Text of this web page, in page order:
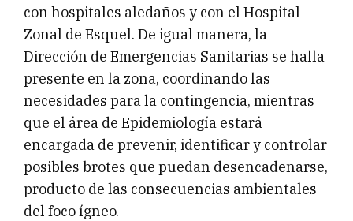
con hospitales aledaños y con el Hospital
Zonal de Esquel. De igual manera, la
Dirección de Emergencias Sanitarias se halla
presente en la zona, coordinando las
necesidades para la contingencia, mientras
que el área de Epidemiología estará
encargada de prevenir, identificar y controlar
posibles brotes que puedan desencadenarse,
producto de las consecuencias ambientales
del foco ígneo.